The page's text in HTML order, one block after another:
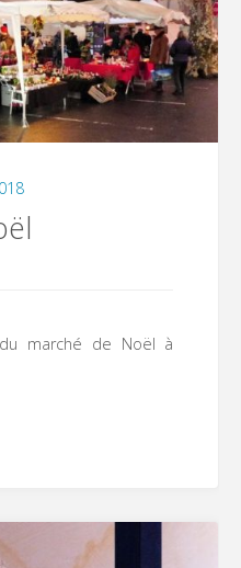
marché de Noël à